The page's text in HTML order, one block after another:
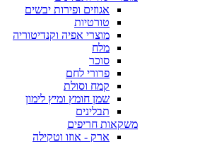
אגוזים ופירות יבשים
טורטיות
מוצרי אפיה וקנדיטוריה
מלח
סוכר
פרורי לחם
קמח וסולת
שמן חומץ ומיץ לימון
תבלינים
משקאות חריפים
ארק - אוזו וטקילה